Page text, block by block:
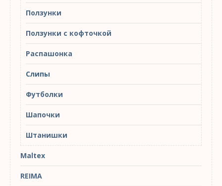
Ползунки
Ползунки с кофточкой
Распашонка
Слипы
Футболки
Шапочки
Штанишки
Maltex
REIMA